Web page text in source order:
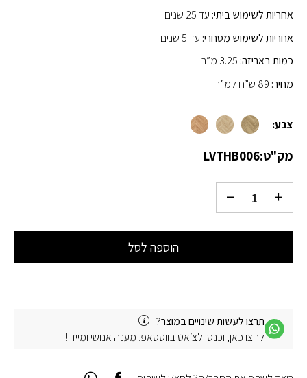
אחריות לשימוש ביתי: עד 25 שנים
אחריות לשימוש מסחרי: עד 5 שנים
כמות באריזה:
מחיר: 89 ש”ח למ”ר
צבע:
מק"ט:LVTHB006
הוספה לסל
תרצו לעשות שינויים במוצר?
לחצו כאן, וכנסו לצ׳אט בווטסאפ. מענה אנושי ומיידי!